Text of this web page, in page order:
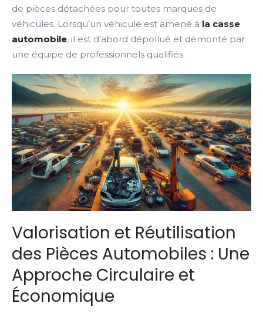
de pièces détachées pour toutes marques de
véhicules. Lorsqu’un véhicule est amené à la casse
automobile, il est d’abord dépollué et démonté par
une équipe de professionnels qualifiés.
Valorisation et Réutilisation
des Pièces Automobiles : Une
Approche Circulaire et
Économique